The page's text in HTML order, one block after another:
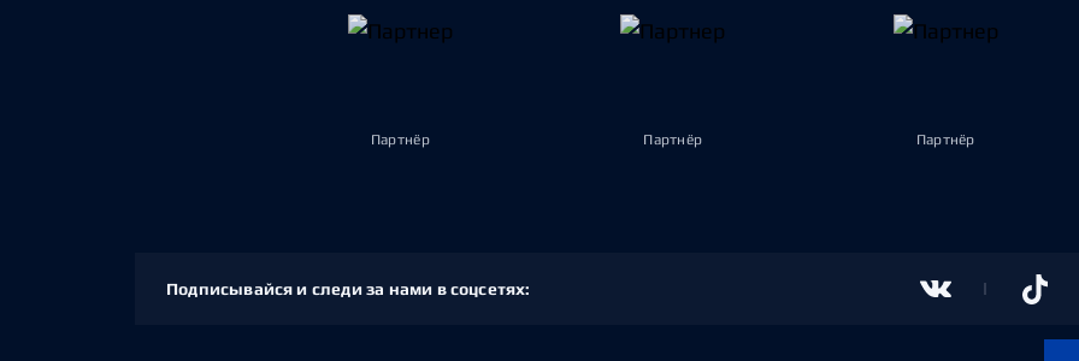
Партнёр Партнёр Партнёр
Подписывайся и следи за нами в соцсетях: